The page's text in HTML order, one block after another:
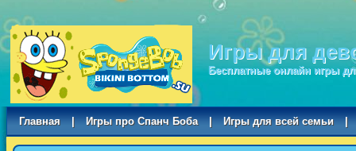
Игры для
Бесплатные онлайн игры
Главная | Игры про Спанч Боба | Игры для всей семьи |